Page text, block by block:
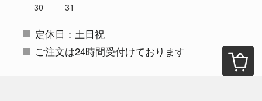
30 31
定休日：土日祝
ご注文は24時間受付けております